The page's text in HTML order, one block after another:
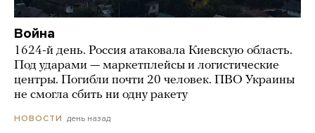
Война
1624-й день. Россия атаковала Киевскую область.
Под ударами — маркетплейсы и логистические
центры. Погибли почти 20 человек. ПВО Украины
не смогла сбить ни одну ракету
НОВОСТИ день назад